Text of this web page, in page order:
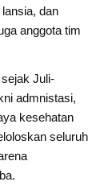
dan
anggota tim
Juli-
admnistasi,
kesehatan
seluruh